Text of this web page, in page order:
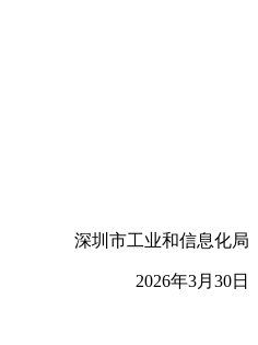
深圳市工业和信息化局
2026年3月30日